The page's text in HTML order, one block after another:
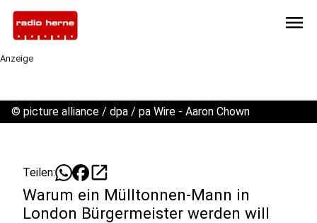
menu
Anzeige
© picture alliance / dpa / pa Wire - Aaron Chown
Teilen: open_in_new
Warum ein Mülltonnen-Mann in
London Bürgermeister werden will